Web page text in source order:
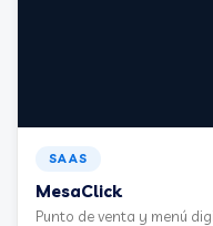
SAAS
MesaClick
Punto de venta y menú